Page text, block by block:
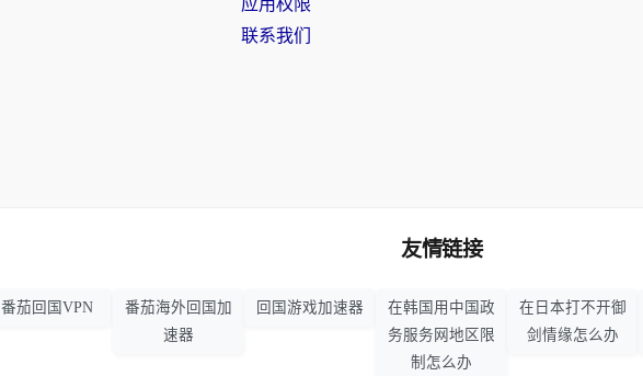
应用权限
联系我们
友情链接
番茄回国VPN
番茄海外回国加
速器
回国游戏加速器
在韩国用中国政
务服务网地区限
制怎么办
在日本打不开御
剑情缘怎么办